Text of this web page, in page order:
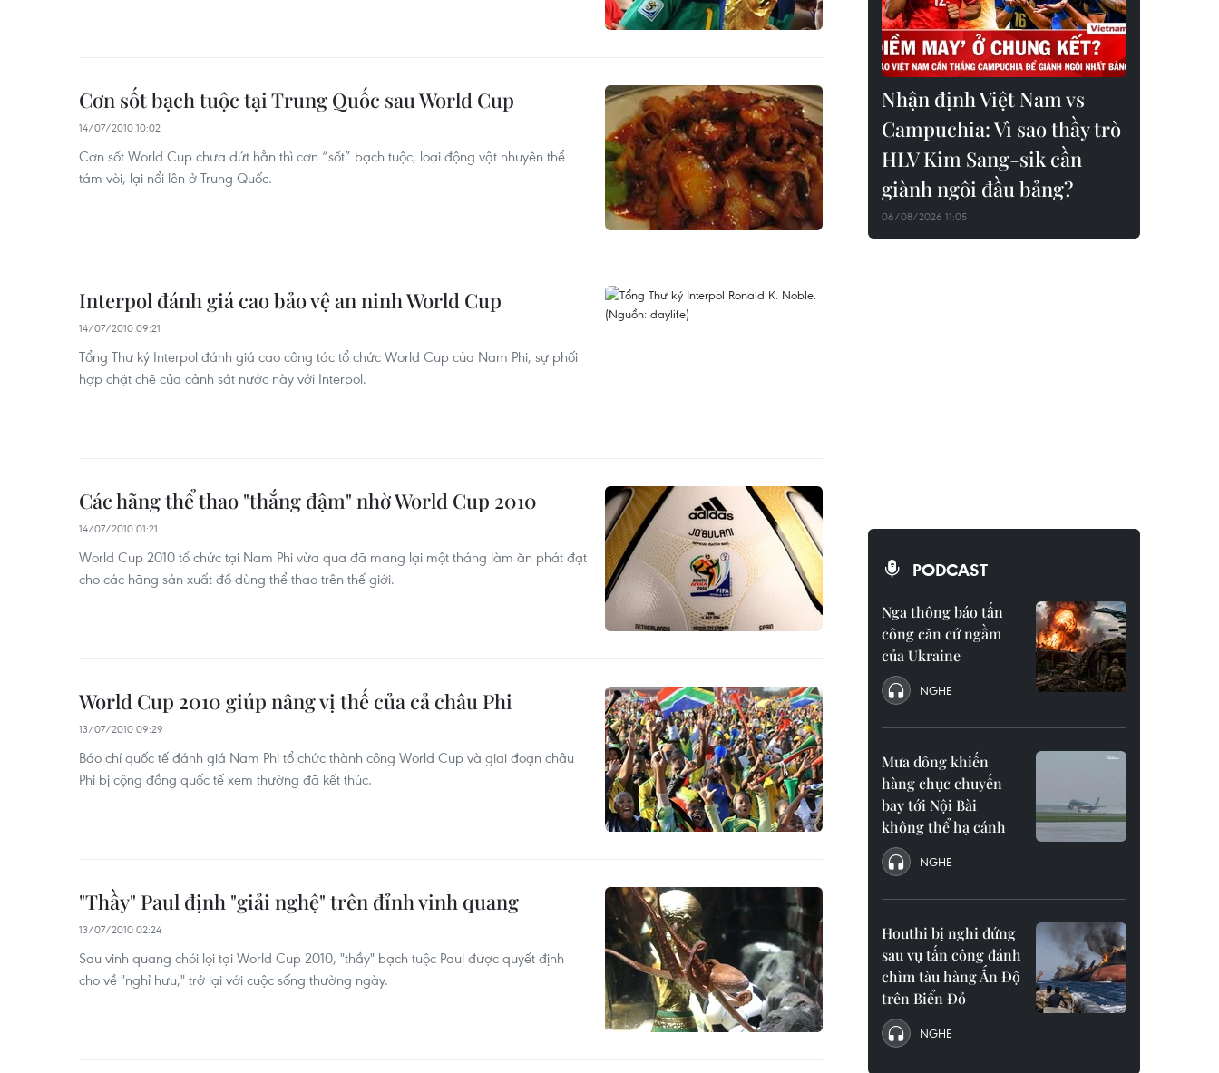
Cơn sốt bạch tuộc tại Trung Quốc sau World Cup
14/07/2010 10:02
Cơn sốt World Cup chưa dứt hẳn thì cơn “sốt” bạch tuộc, loại động vật nhuyễn thể
tám vòi, lại nổi lên ở Trung Quốc.
Interpol đánh giá cao bảo vệ an ninh World Cup
14/07/2010 09:21
Tổng Thư ký Interpol đánh giá cao công tác tổ chức World Cup của Nam Phi, sự phối
hợp chặt chẽ của cảnh sát nước này với Interpol.
Các hãng thể thao "thắng đậm" nhờ World Cup 2010
14/07/2010 01:21
World Cup 2010 tổ chức tại Nam Phi vừa qua đã mang lại một tháng làm ăn phát đạt
cho các hãng sản xuất đồ dùng thể thao trên thế giới.
World Cup 2010 giúp nâng vị thế của cả châu Phi
13/07/2010 09:29
Báo chí quốc tế đánh giá Nam Phi tổ chức thành công World Cup và giai đoạn châu
Phi bị cộng đồng quốc tế xem thường đã kết thúc.
"Thầy" Paul định "giải nghệ" trên đỉnh vinh quang
13/07/2010 02:24
Sau vinh quang chói lọi tại World Cup 2010, "thầy" bạch tuộc Paul được quyết định
cho về "nghỉ hưu," trở lại với cuộc sống thường ngày.
Nhận định Việt Nam vs
Campuchia: Vì sao thầy trò
HLV Kim Sang-sik cần
giành ngôi đầu bảng?
06/08/2026 11:05
PODCAST
Nga thông báo tấn
công căn cứ ngầm
của Ukraine
NGHE
Mưa dông khiến
hàng chục chuyến
bay tới Nội Bài
không thể hạ cánh
NGHE
Houthi bị nghi đứng
sau vụ tấn công đánh
chìm tàu hàng Ấn Độ
trên Biển Đỏ
NGHE